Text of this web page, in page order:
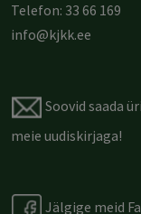
Telefon: 33 66 169
info@kjkk.ee
Soovid saada
meie uudiskirjaga!
Jälgige meid